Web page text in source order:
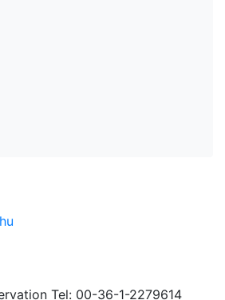
Tel: 00-36-1-2279614